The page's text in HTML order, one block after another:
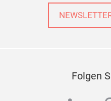
Folgen